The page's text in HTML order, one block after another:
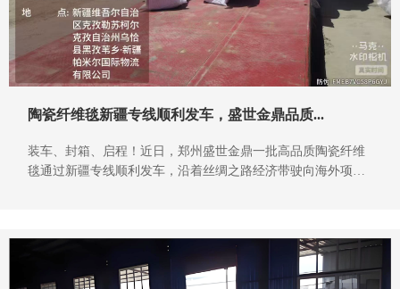
陶瓷纤维毯新疆专线顺利发车，盛世金鼎品质...
装车、封箱、启程！近日，郑州盛世金鼎一批高品质陶瓷纤维
毯通过新疆专线顺利发车，沿着丝绸之路经济带驶向海外项目